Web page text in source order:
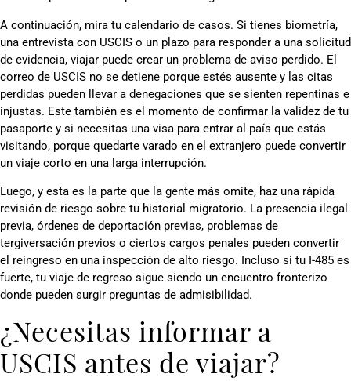
A continuación, mira tu calendario de casos. Si tienes biometría,
una entrevista con USCIS o un plazo para responder a una solicitud
de evidencia, viajar puede crear un problema de aviso perdido. El
correo de USCIS no se detiene porque estés ausente y las citas
perdidas pueden llevar a denegaciones que se sienten repentinas e
injustas. Este también es el momento de confirmar la validez de tu
pasaporte y si necesitas una visa para entrar al país que estás
visitando, porque quedarte varado en el extranjero puede convertir
un viaje corto en una larga interrupción.
Luego, y esta es la parte que la gente más omite, haz una rápida
revisión de riesgo sobre tu historial migratorio. La presencia ilegal
previa, órdenes de deportación previas, problemas de
tergiversación previos o ciertos cargos penales pueden convertir
el reingreso en una inspección de alto riesgo. Incluso si tu I-485 es
fuerte, tu viaje de regreso sigue siendo un encuentro fronterizo
donde pueden surgir preguntas de admisibilidad.
¿Necesitas informar a
USCIS antes de viajar?